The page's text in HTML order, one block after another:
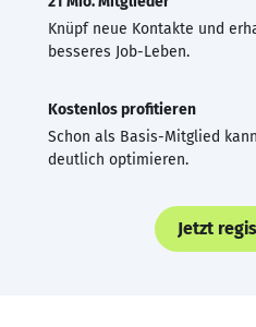
Knüpf neue Kontakte und
besseres Job-Leben.
Kostenlos profitieren
Schon als Basis-Mitglied
deutlich optimieren.
Jetzt